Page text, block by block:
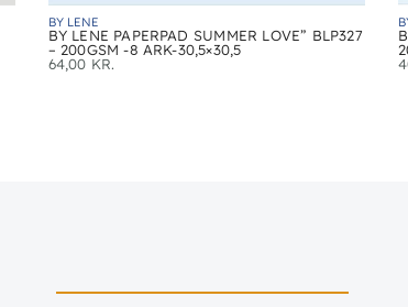
BY LENE
BY LENE PAPERPAD SUMMER LOVE” BLP327
– 200GSM -8 ARK-30,5×30,5
64,00 KR.